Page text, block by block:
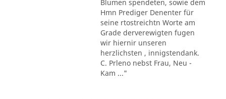
Blumen spendeten, sowie dem
Hmn Prediger Denenter für
seine rtostreichtn Worte am
Grade derverewigten fugen
wir hiernir unseren
herzlichsten , innigstendank.
C. Prleno nebst Frau, Neu -
Kam ..."